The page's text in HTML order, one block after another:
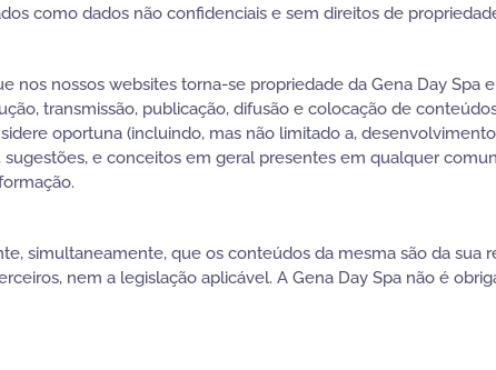
como dados não confidenciais e sem direitos de
nossos websites torna-se propriedade da Gena Day Spa
transmissão, publicação, difusão e colocação de
oportuna (incluindo, mas não limitado a,
e conceitos em geral presentes em qualquer
simultaneamente, que os conteúdos da mesma são da sua
nem a legislação aplicável. A Gena Day Spa não é